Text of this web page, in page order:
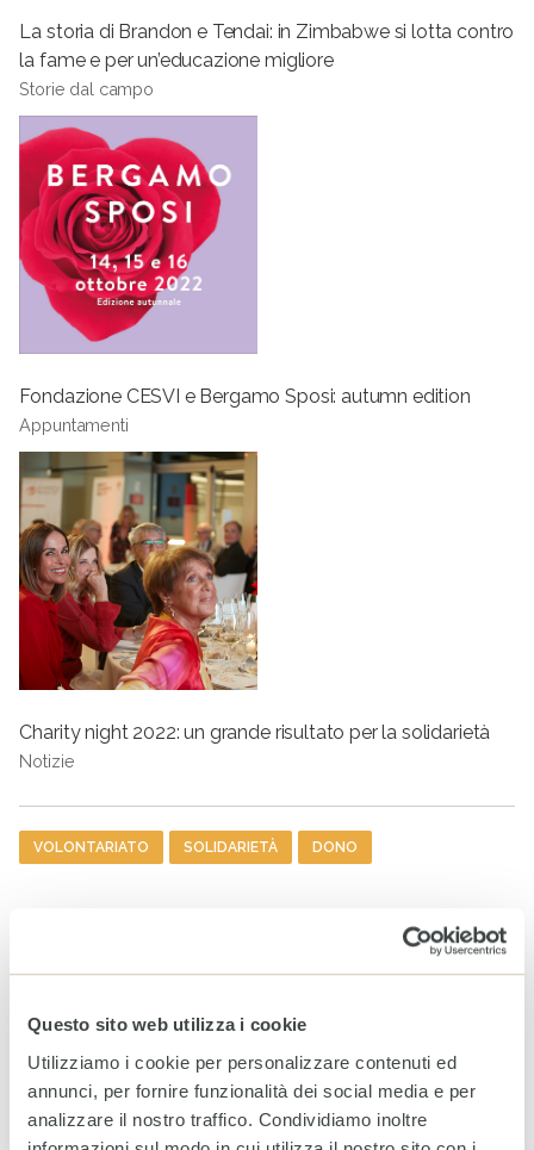
Questo sito web utilizza i cookie
Utilizziamo i cookie per personalizzare contenuti ed
annunci, per fornire funzionalità dei social media e per
analizzare il nostro traffico. Condividiamo inoltre
La storia di Brandon e Tendai: in Zimbabwe si lotta contro
la fame e per un’educazione migliore
Storie dal campo
Fondazione CESVI e Bergamo Sposi: autumn edition
Appuntamenti
Charity night 2022: un grande risultato per la solidarietà
Notizie
Tag
VOLONTARIATO SOLIDARIETÀ DONO
Rendiconto Campagna
un tetto alla speranza” con il
Per la Sostenibilità – ESG
20 LUGLIO 2026